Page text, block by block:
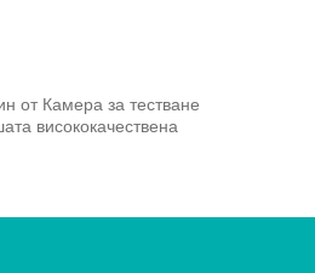
от Камера за тестване
висококачествена